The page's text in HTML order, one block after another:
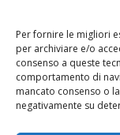
Per fornire le migliori
per archiviare e/o
consenso a queste
comportamento di
mancato consenso o
negativamente su